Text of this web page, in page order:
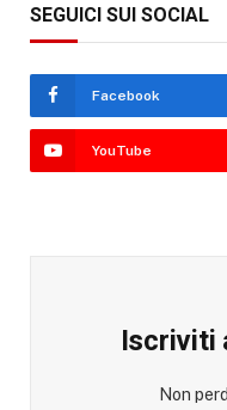
SEGUICI SUI SOCIAL
Facebook
YouTube
Iscriviti
Non